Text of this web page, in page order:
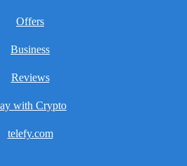
Offers
Business
Reviews
with Crypto
telefy.com